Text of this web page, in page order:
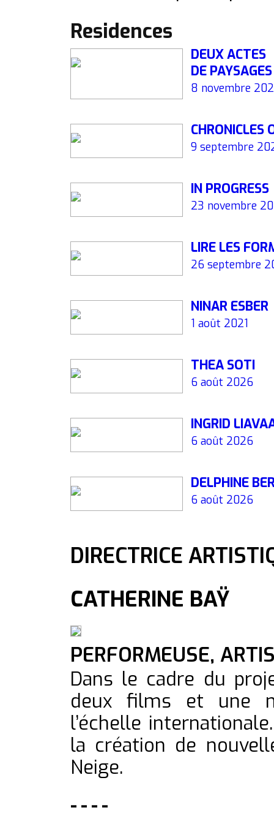
Residences
DEUX ACTES
DE
8 novembre
9 septembre
IN PROGRESS
23 novembre
LIRE LES
26 septembre
NINAR ESBER
1 août 2021
THEA SOTI
6 août 2026
INGRID
6 août 2026
DELPHINE
6 août 2026
DIRECTRICE
CATHERINE BAŸ
PERFORMEUSE,
Dans le cadre du
deux films et une
l’échelle
la création de
Neige.
----